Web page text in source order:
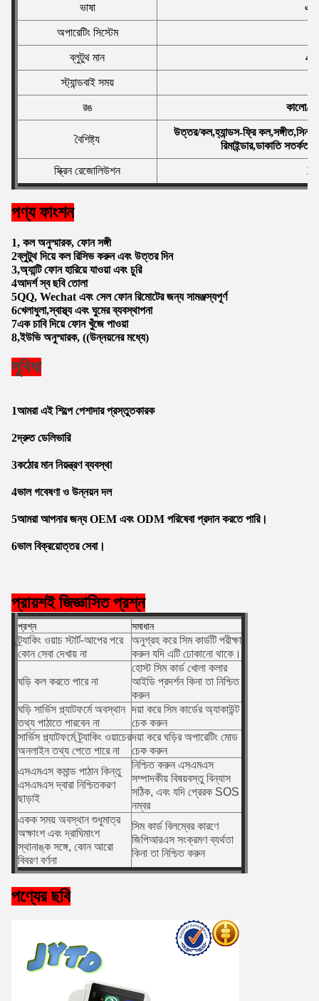
ভাষা
অপারেটিং সিস্টেম
ব্লুটুথ মান
স্ট্যান্ডবাই সময়
রঙ কালো/
বৈশিষ্ট্য
উত্তর/কল,হ্যান্ডস-ফ্রি
রিমাইন্ডার,ডাকাতি
স্ক্রিন রেজোলিউশন
পণ্য ফাংশন
1, কল অনুস্মারক, ফোন সঙ্গী
2ব্লুটুথ দিয়ে কল রিসিভ করুন এবং উত্তর দিন
3,অ্যান্টি ফোন হারিয়ে যাওয়া এবং চুরি
4আদর্শ স্ব ছবি তোলা
5QQ, Wechat এবং সেল ফোন রিমোটের জন্য সামঞ্জস্যপূর্ণ
6খেলাধুলা,স্বাস্থ্য এবং ঘুমের ব্যবস্থাপনা
7এক চাবি দিয়ে ফোন খুঁজে পাওয়া
8,ইউভি অনুস্মারক, ((উন্নয়নের মধ্যে)
সুবিধা
1আমরা এই শিল্পে পেশাদার প্রস্তুতকারক
2দ্রুত ডেলিভারি
3কঠোর মান নিয়ন্ত্রণ ব্যবস্থা
4ভাল গবেষণা ও উন্নয়ন দল
5আমরা আপনার জন্য OEM এবং ODM পরিষেবা প্রদান করতে পারি।
6ভাল বিক্রয়োত্তর সেবা।
প্রায়শই জিজ্ঞাসিত প্রশ্ন
প্রশ্ন সমাধান
ট্র্যাকিং ওয়াচ স্টার্ট-আপের পরে
কোন সেবা দেখায় না
অনুগ্রহ করে সিম কার্ডটি পরীক্ষা
করুন যদি এটি ঢোকানো থাকে।
ঘড়ি কল করতে পারে না
হোস্ট সিম কার্ড খোলা কলার
আইডি প্রদর্শন কিনা তা নিশ্চিত
করুন
ঘড়ি সার্ভিস প্ল্যাটফর্মে অবস্থান
তথ্য পাঠাতে পারবেন না
দয়া করে সিম কার্ডের অ্যাকাউন্ট
চেক করুন
সার্ভিস প্ল্যাটফর্মে ট্র্যাকিং ওয়াচের
অনলাইন তথ্য পেতে পারে না
দয়া করে ঘড়ির অপারেটিং মোড
চেক করুন
এসএমএস কমান্ড পাঠান কিন্তু
এসএমএস দ্বারা নিশ্চিতকরণ
ছাড়াই
নিশ্চিত করুন এসএমএস
সম্পাদকীয় বিষয়বস্তু বিন্যাস
সঠিক, এবং যদি প্রেরক SOS
নম্বর
একক সময় অবস্থান শুধুমাত্র
অক্ষাংশ এবং দ্রাঘিমাংশ
স্থানাঙ্ক সঙ্গে, কোন আরো
বিবরণ বর্ণনা
সিম কার্ড বিলম্বের কারণে
জিপিআরএস সংক্রমণ ব্যর্থতা
কিনা তা নিশ্চিত করুন
পণ্যের ছবি